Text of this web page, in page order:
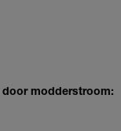
door modderstroom: